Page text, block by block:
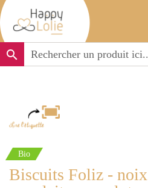
search
Bio
Biscuits Foliz -